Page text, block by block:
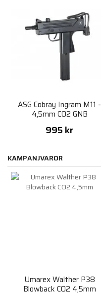
ASG Cobray Ingram M11 -
4,5mm CO2 GNB
995 kr
KAMPANJVAROR
Umarex Walther P38
Blowback CO2 4,5mm